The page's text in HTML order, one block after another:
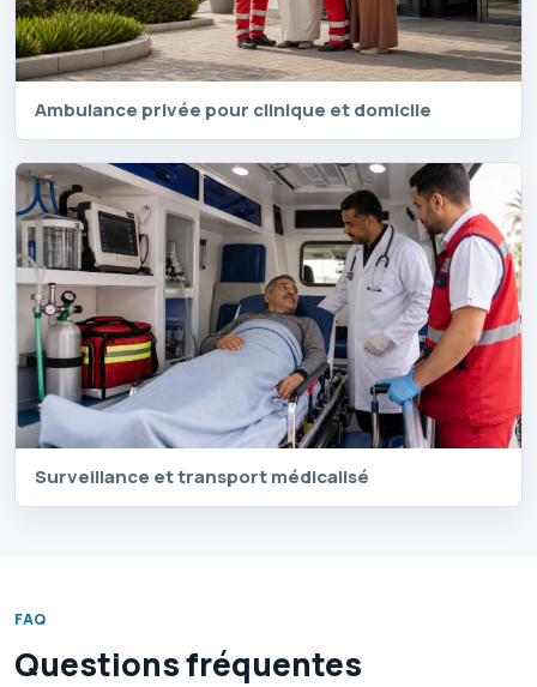
Ambulance privée pour clinique et domicile
Surveillance et transport médicalisé
FAQ
Questions fréquentes